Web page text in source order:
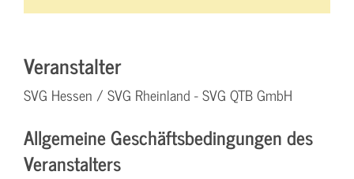
Veranstalter
SVG Hessen / SVG Rheinland - SVG QTB GmbH
Allgemeine Geschäftsbedingungen des
Veranstalters